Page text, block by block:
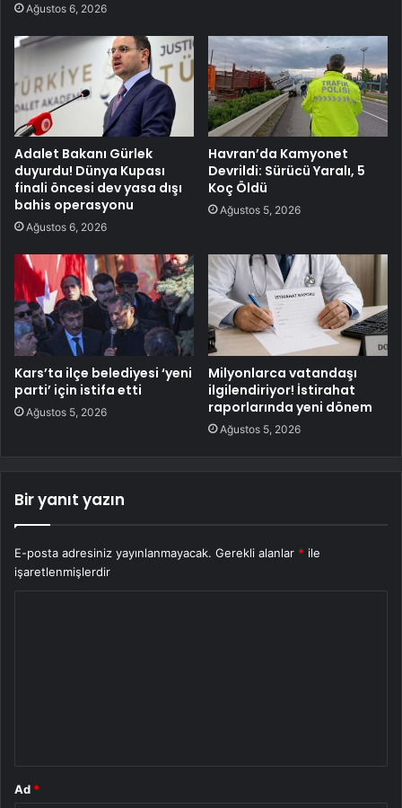
Ağustos 6, 2026
Adalet Bakanı Gürlek
duyurdu! Dünya Kupası
finali öncesi dev yasa dışı
bahis operasyonu
Ağustos 6, 2026
Havran’da Kamyonet
Devrildi: Sürücü Yaralı, 5
Koç Öldü
Ağustos 5, 2026
Kars’ta ilçe belediyesi ‘yeni
parti’ için istifa etti
Ağustos 5, 2026
Milyonlarca vatandaşı
ilgilendiriyor! İstirahat
raporlarında yeni dönem
Ağustos 5, 2026
Bir yanıt yazın
E-posta adresiniz yayınlanmayacak. Gerekli alanlar * ile
işaretlenmişlerdir
Ad *